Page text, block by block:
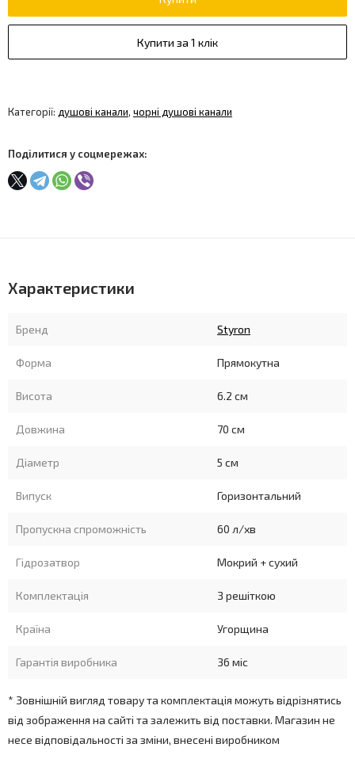
Купити за 1 клік
Категорії: душові канали, чорні душові канали
Поділитися у соцмережах:
Характеристики
Бренд Styron
Форма Прямокутна
Висота 6.2 см
Довжина 70 см
Діаметр 5 см
Випуск Горизонтальний
Пропускна спроможність 60 л/хв
Гідрозатвор Мокрий + сухий
Комплектація З решіткою
Країна Угорщина
Гарантія виробника 36 міс
* Зовнішній вигляд товару та комплектація можуть відрізнятись
від зображення на сайті та залежить від поставки. Магазин не
несе відповідальності за зміни, внесені виробником